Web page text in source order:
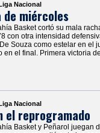
Nacional
de miércoles
Basket cortó su mala
con otra intensidad
Souza como estelar en el
en el final. Primera victoria
Nacional
el reprogramado
Basket y Peñarol juegan